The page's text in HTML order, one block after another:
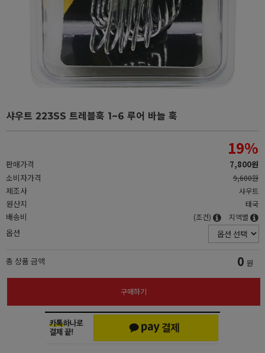
샤우트 223SS 트레블훅 1~6 루어 바늘 훅
판매가격
19%
7,800원
소비자가격
9,600원
제조사 샤우트
원산지 태국
배송비 (조건) 지역별
옵션
총 상품 금액 0 원
구매하기